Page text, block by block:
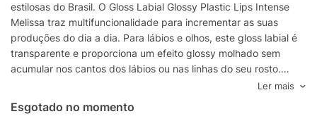
estilosas do Brasil. O Gloss Labial Glossy Plastic Lips Intense
Melissa traz multifuncionalidade para incrementar as suas
produções do dia a dia. Para lábios e olhos, este gloss labial é
transparente e proporciona um efeito glossy molhado sem
acumular nos cantos dos lábios ou nas linhas do seu rosto.
Também traz efeito holográfico para trazer mais estilo às suas
maquiagens. Sem escorrer ou borrar ao longo do dia , o gloss
entrega uma sensação de lábios hidratados, macios, e
Ler mais
Esgotado no momento